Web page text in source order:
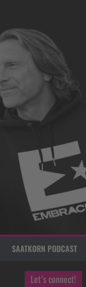
SAATKORN PODCAST
Let’s connect!